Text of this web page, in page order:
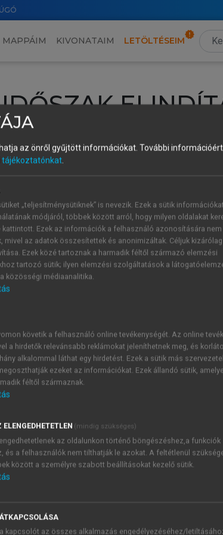
MAPPÁIM KIVONATAIM LETÖLTÉSEIM
be a saját fiókoddal, iskolai azonosítóddal vagy
1 óra díjmentes hozzáférésrevagy
vagy hozz
után a
ÚJ FIÓK
1 óra
JELSZÓ
Kérek értesítést a MeRSZ
Kérek értesítést az
az önről gyűjtött információkat. További
tájékoztatónkat.
„teljesítménysütiknek” is nevezik. Ezek a sütik
módjáról, többek között arról, hogy milyen oldalakat
kattintott. Ezek az információk a felhasználó azonosítására nem
mivel az adatok összesítettek és anonimizáltak. Céljuk
Ezek közé tartoznak a harmadik féltől származó elemzési
tartozó sütik; ilyen elemzési szolgáltatások a
közösségi médiaanalitika.
követik a felhasználó online tevékenységét. Az online
a hirdetők relevánsabb reklámokat jeleníthetnek meg, és
alkalommal láthat egy hirdetést. Ezek a sütik más
ezeket az információkat. Ezek állandó sütik,
féltől származnak.
ELENGEDHETETLEN (mindig szükséges)
az oldalunkon történő böngészéshez,a funkciók
és a felhasználók nem tilthatják le azokat. A feltétlenül
között a személyre szabott beállításokat kezelő sütik.
kapcsolót az összes alkalmazás engedélyezéséhez/